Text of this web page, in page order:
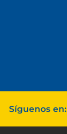
Síguenos en: